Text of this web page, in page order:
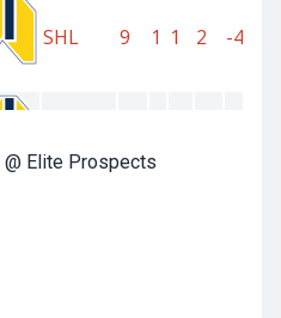
@ Elite Prospects